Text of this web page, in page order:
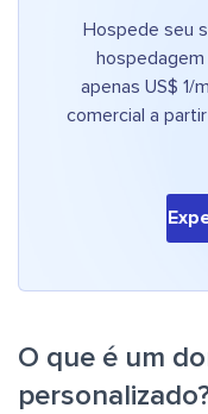
Hospede seu
hospedagem
apenas US$ 1/
comercial a
O que é um